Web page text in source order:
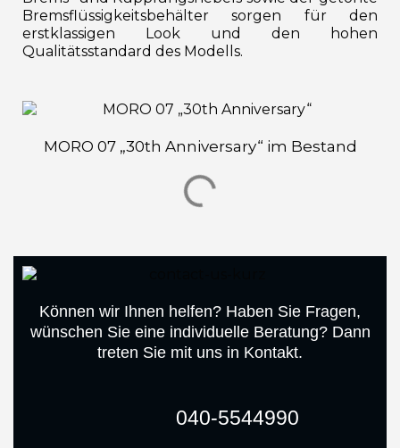
Bremsflüssigkeitsbehälter sorgen für den
erstklassigen Look und den hohen
Qualitätsstandard des Modells.
MORO 07 „30th Anniversary“ im Bestand
Können wir Ihnen helfen? Haben Sie Fragen,
wünschen Sie eine individuelle Beratung? Dann
treten Sie mit uns in Kontakt.
040-5544990